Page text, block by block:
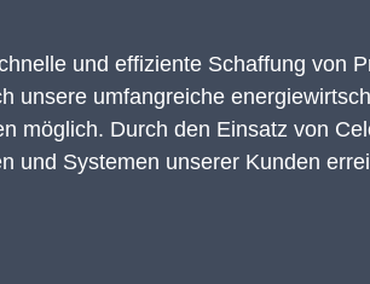
und effiziente Schaffung von
unsere umfangreiche
möglich. Durch den Einsatz von
und Systemen unserer Kunden